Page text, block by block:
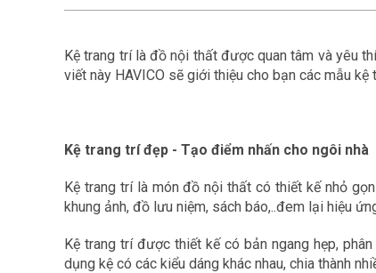
Kệ trang trí là đồ nội thất được quan tâm và yêu
viết này HAVICO sẽ giới thiệu cho bạn các mẫu kệ
Kệ trang trí đẹp - Tạo điểm nhấn cho ngôi nhà
Kệ trang trí là món đồ nội thất có thiết kế nhỏ
khung ảnh, đồ lưu niệm, sách báo,..đem lại hiệu
Kệ trang trí được thiết kế có bản ngang hẹp,
dụng kệ có các kiểu dáng khác nhau, chia thành